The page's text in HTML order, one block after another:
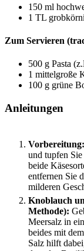
150 ml
1 TL
Zum Servieren
500 g Pasta
1 mittelgroße
100 g grüne
Anleitungen
Vorbereitung:
und tupfen
beide
entfernen Sie
milderen
Knoblauch
Methode):
Meersalz in
beides mit
Salz hilft